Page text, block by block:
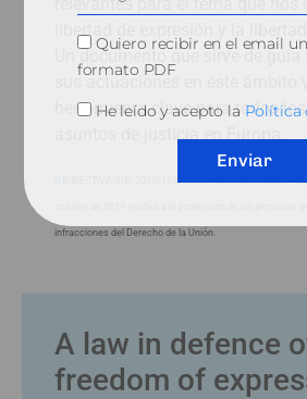
Un documento que sirve de guía
sus actuaciones en éste ámbito y
herramienta clave para todos los
infracciones del Derecho de la Unión.
A law in defence
freedom of
Quiero recibir en el email
formato PDF
He leído y acepto la Política
Enviar